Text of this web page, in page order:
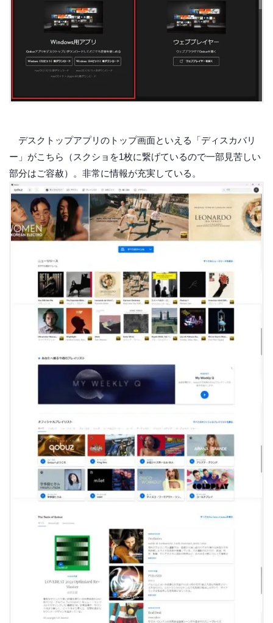
デスクトップアプリのトップ画面といえる「ディスカバリ
ー」がこちら（スクショを1枚に繋げているので一部見苦しい
部分はご容赦）。非常に情報が充実している。